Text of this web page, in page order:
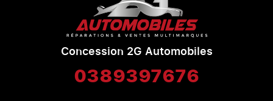
Concession 2G Automobiles
0389397676